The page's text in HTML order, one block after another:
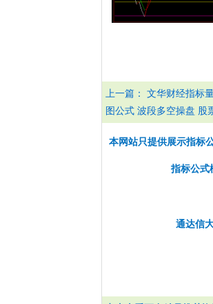
上一篇： 文华财经指标
图公式 波段多空操盘 股
本网站只提供展示指标
指标公式
通达信